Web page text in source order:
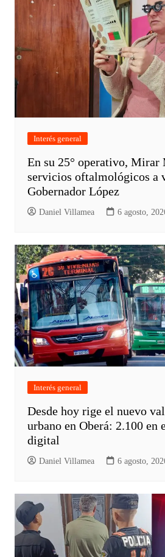
Interés general
En su 25° operativo, Mirar
servicios oftalmológicos a
Gobernador López
Daniel Villamea 6 agosto,
Interés general
Desde hoy rige el nuevo
urbano en Oberá: 2.100 en
digital
Daniel Villamea 6 agosto,